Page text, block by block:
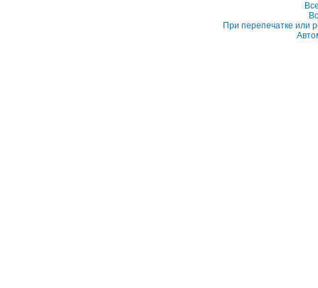
При перепечатке или